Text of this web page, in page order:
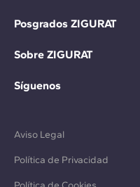
Posgrados ZIGURAT
Sobre ZIGURAT
Síguenos
Aviso Legal
Política de Privacidad